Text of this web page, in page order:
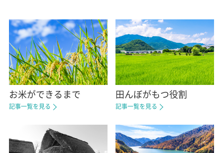
お米ができるまで
記事一覧を見る
田んぼがもつ役割
記事一覧を見る